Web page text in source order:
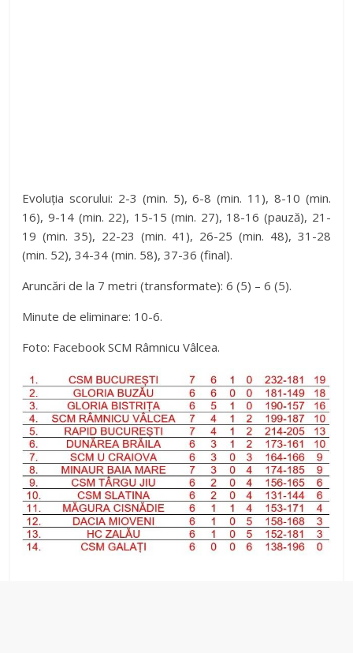
Evoluția scorului: 2-3 (min. 5), 6-8 (min. 11), 8-10 (min.
16), 9-14 (min. 22), 15-15 (min. 27), 18-16 (pauză), 21-
19 (min. 35), 22-23 (min. 41), 26-25 (min. 48), 31-28
(min. 52), 34-34 (min. 58), 37-36 (final).
Aruncări de la 7 metri (transformate): 6 (5) – 6 (5).
Minute de eliminare: 10-6.
Foto: Facebook SCM Râmnicu Vâlcea.